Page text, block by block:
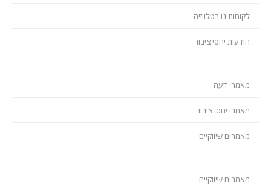
לקוחותינו בטלויזיה
הודעות יחסי ציבור
מאמרי דעה
מאמרי יחסי ציבור
מאמרים שיווקיים
מאמרים שיווקיים